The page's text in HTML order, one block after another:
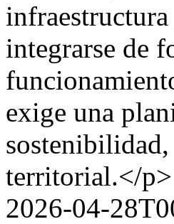
integrarse de
exige una
territorial.</p>
2026-04-